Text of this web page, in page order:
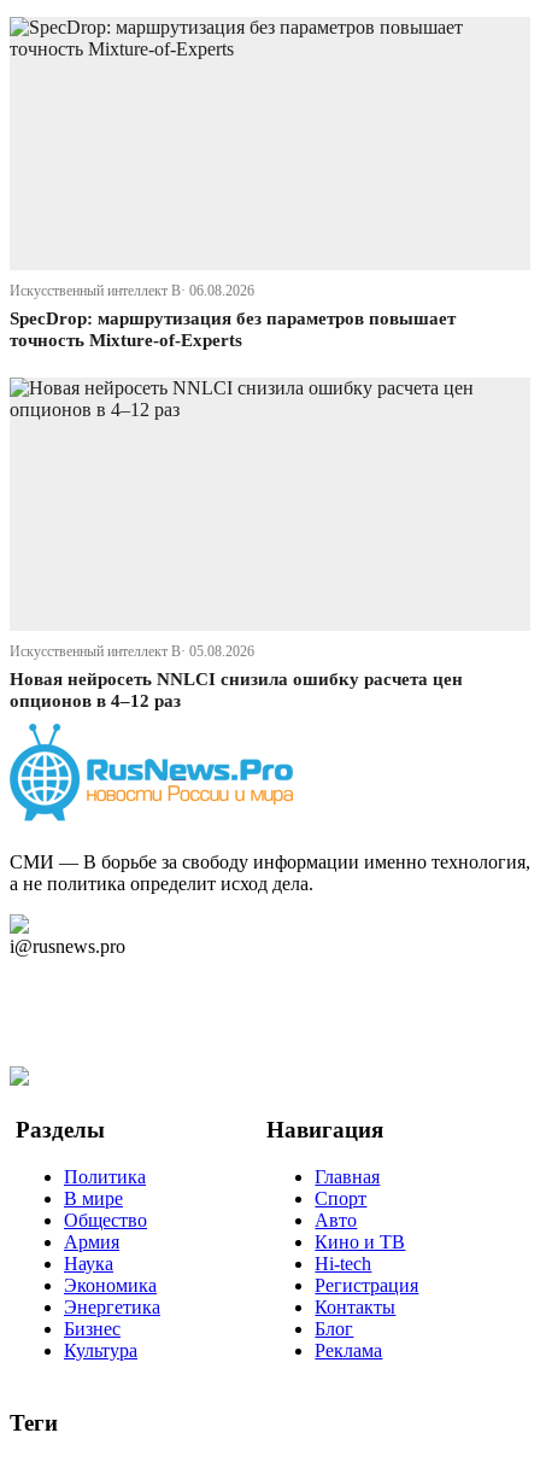
Искусственный интеллект В· 06.08.2026
SpecDrop: маршрутизация без параметров повышает
точность Mixture-of-Experts
Искусственный интеллект В· 05.08.2026
Новая нейросеть NNLCI снизила ошибку расчета цен
опционов в 4–12 раз
СМИ — В борьбе за свободу информации именно технология,
а не политика определит исход дела.
i@rusnews.pro
Разделы
Политика
В мире
Общество
Армия
Наука
Экономика
Энергетика
Бизнес
Культура
Навигация
Главная
Спорт
Авто
Кино и ТВ
Hi-tech
Регистрация
Контакты
Блог
Реклама
Теги